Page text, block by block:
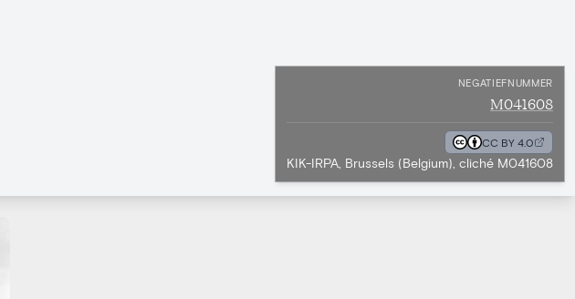
NEGATIEFNUMMER
M041608
CC BY 4.0
KIK-IRPA, Brussels (Belgium), cliché M041608